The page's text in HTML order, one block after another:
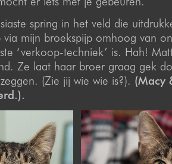
spring in het veld die
mijn broekspijp omhoog van
‘verkoop-techniek’ is. Hah!
Ze laat haar broer graag gek
(Zie jij wie wie is?). (Macy